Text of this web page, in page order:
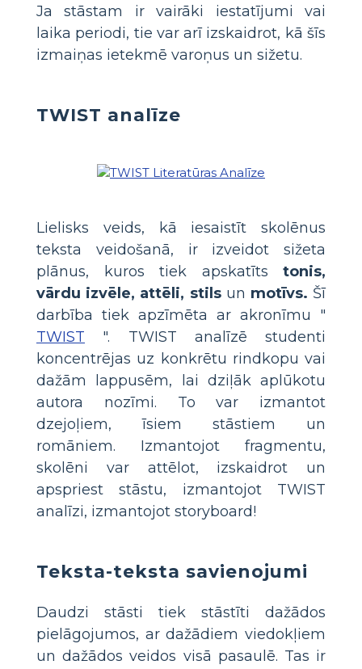
Ja stāstam ir vairāki iestatījumi vai
laika periodi, tie var arī izskaidrot, kā šīs
izmaiņas ietekmē varoņus un sižetu.
TWIST analīze
Lielisks veids, kā iesaistīt skolēnus
teksta veidošanā, ir izveidot sižeta
plānus, kuros tiek apskatīts tonis,
vārdu izvēle, attēli, stilsun motīvs. Šī
darbība tiek apzīmēta ar akronīmu "
TWIST ". TWIST analīzē studenti
koncentrējas uz konkrētu rindkopu vai
dažām lappusēm, lai dziļāk aplūkotu
autora nozīmi. To var izmantot
dzejoļiem, īsiem stāstiem un
romāniem. Izmantojot fragmentu,
skolēni var attēlot, izskaidrot un
apspriest stāstu, izmantojot TWIST
analīzi, izmantojot storyboard!
Teksta-teksta savienojumi
Daudzi stāsti tiek stāstīti dažādos
pielāgojumos, ar dažādiem viedokļiem
un dažādos veidos visā pasaulē. Tas ir